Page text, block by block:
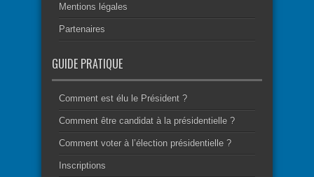
Mentions légales
Partenaires
GUIDE PRATIQUE
Comment est élu le Président ?
Comment être candidat à la présidentielle ?
Comment voter à l’élection présidentielle ?
Inscriptions